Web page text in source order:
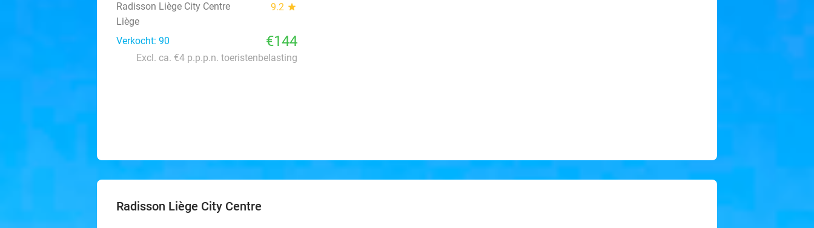
Radisson Liège City Centre 9.2 star
Liège
Verkocht: 90
€144
Excl. ca. €4 p.p.p.n. toeristenbelasting
Radisson Liège City Centre